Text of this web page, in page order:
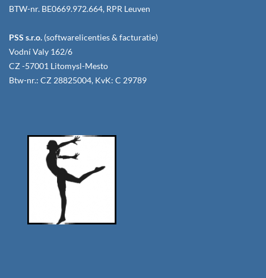
BTW-nr. BE0669.972.664, RPR Leuven
PSS s.r.o. (softwarelicenties & facturatie)
Vodní Valy 162/6
CZ -57001 Litomysl-Mesto
Btw-nr.: CZ 28825004, KvK: C 29789